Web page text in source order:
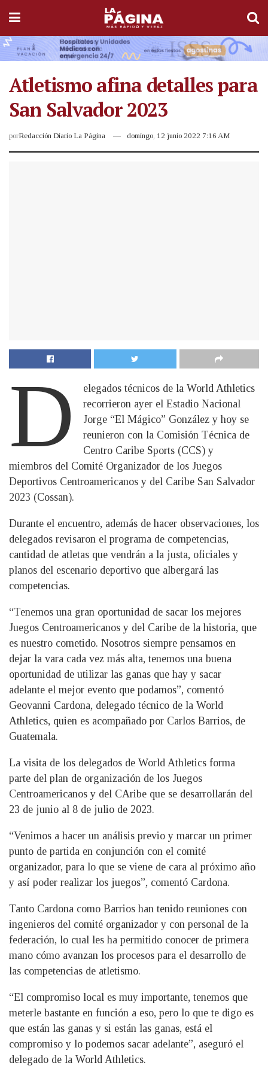
Atletismo afina detalles para
San Salvador 2023
porRedacción Diario La Página domingo, 12 junio 2022 7:16 AM
D
elegados técnicos de la World Athletics
recorrieron ayer el Estadio Nacional
Jorge “El Mágico” González y hoy se
reunieron con la Comisión Técnica de
Centro Caribe Sports (CCS) y
miembros del Comité Organizador de los Juegos
Deportivos Centroamericanos y del Caribe San Salvador
2023 (Cossan).
Durante el encuentro, además de hacer observaciones, los
delegados revisaron el programa de competencias,
cantidad de atletas que vendrán a la justa, oficiales y
planos del escenario deportivo que albergará las
competencias.
“Tenemos una gran oportunidad de sacar los mejores
Juegos Centroamericanos y del Caribe de la historia, que
es nuestro cometido. Nosotros siempre pensamos en
dejar la vara cada vez más alta, tenemos una buena
oportunidad de utilizar las ganas que hay y sacar
adelante el mejor evento que podamos”, comentó
Geovanni Cardona, delegado técnico de la World
Athletics, quien es acompañado por Carlos Barrios, de
Guatemala.
La visita de los delegados de World Athletics forma
parte del plan de organización de los Juegos
Centroamericanos y del CAribe que se desarrollarán del
23 de junio al 8 de julio de 2023.
“Venimos a hacer un análisis previo y marcar un primer
punto de partida en conjunción con el comité
organizador, para lo que se viene de cara al próximo año
y así poder realizar los juegos”, comentó Cardona.
Tanto Cardona como Barrios han tenido reuniones con
ingenieros del comité organizador y con personal de la
federación, lo cual les ha permitido conocer de primera
mano cómo avanzan los procesos para el desarrollo de
las competencias de atletismo.
“El compromiso local es muy importante, tenemos que
meterle bastante en función a eso, pero lo que te digo es
que están las ganas y si están las ganas, está el
compromiso y lo podemos sacar adelante”, aseguró el
delegado de la World Athletics.